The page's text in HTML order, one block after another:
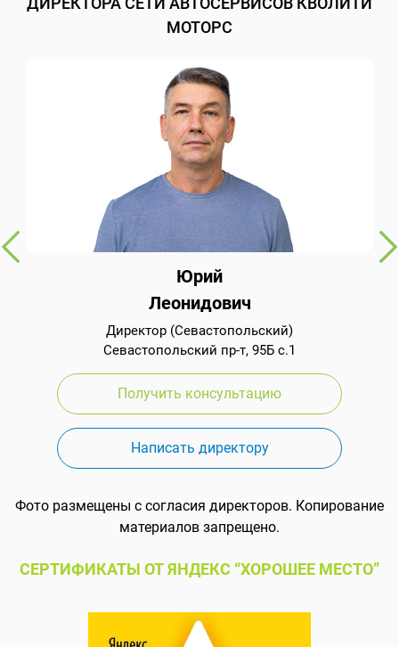
МОТОРС
Юрий
Леонидович
Директор (Севастопольский)
Севастопольский пр-т, 95Б с.1
Получить консультацию
Написать директору
Фото размещены с согласия директоров. Копирование
материалов запрещено.
СЕРТИФИКАТЫ ОТ ЯНДЕКС “ХОРОШЕЕ МЕСТО”